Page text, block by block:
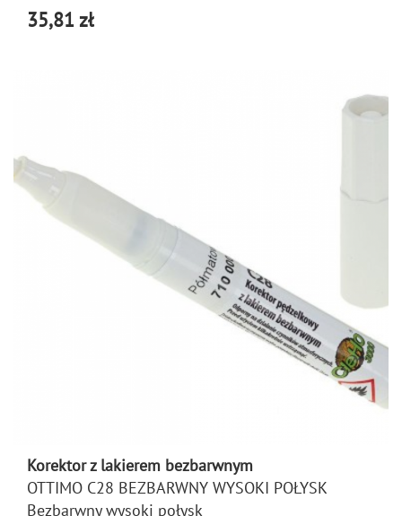
35,81 zł
Korektor z lakierem bezbarwnym
OTTIMO C28 BEZBARWNY WYSOKI POŁYSK
Bezbarwny wysoki połysk